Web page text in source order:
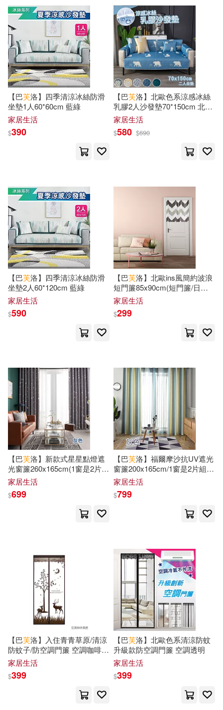
蔣敏玲(76) 徐俊西(75)
海明威(71) （法）凡爾納(70)
蔡立宏(67) ころすけ(64)
劉珣(59)
說詞解字辭書研究中心(59)
(美)海明威(57)
本書編委會編(54)
漢語大字典編纂處(54)
（漢）張仲景(54)
馬亞敏(51)
許淵沖(50) 馬場康誌(50)
中國地圖出版社(49)
（美）歐內斯特·海明威(49)
王力(48) LEO(46)
蓮実クレア(46) 阿部司(46)
南派三叔(45) 墨刻編輯部(45)
尚月地(45) AI-PROJECT(44)
劉清松(44)
上海交通大學出版社(530)
華語教學出版社(520)
中國社會科學出版社(516)
上海古籍出版社(512)
大連海事大學出版社(468)
廣西師範大學出版社(459)
上海辭書出版社(451)
人民郵電出版社(443)
高等教育出版社(437)
漢藝色研(436)
上海外語教育出版社(404)
武漢大學出版社(404)
外文出版社(402)
清華大學出版社(402)
浙江大學出版社(391)
文物出版社(382)
中國對外翻譯出版公司(381)
悅文社(379)
人民文學出版社(377)
化學工業出版社(376)
一個月內上市新品(559)
本週上市新品(116)
電子書 (可複選)
適合手機平板閱讀(2748)
適合平板閱讀(2923)
免費電子書(97)
其他 (可複選)
現在可購買商品(27599)
作者/演唱/譯/編/繪(8)
-
【巴芙洛】四季清涼冰絲防滑
坐墊1人60*60cm 藍綠
家居生活
$390
【巴芙洛】北歐色系涼感冰絲
乳膠2人沙發墊70*150cm 北極
熊黃
家居生活
$580 $690
【巴芙洛】四季清涼冰絲防滑
坐墊2人60*120cm 藍綠
家居生活
$590
【巴芙洛】北歐ins風簡約波浪
短門簾85x90cm(短門簾/日式
門簾)短門簾太空灰
家居生活
$299
【巴芙洛】新款式星星點燈遮
光窗簾260x165cm(1窗是2片
組/穿桿拉摺遮光窗簾/抗UV)星
點燈灰色
家居生活
$699
【巴芙洛】福爾摩沙抗UV遮光
窗簾200x165cm/1窗是2片組合
(穿桿掛勾拉摺/遮光窗簾) 福爾
摩沙灰色
家居生活
$799
【巴芙洛】入住青青草原/清涼
防蚊子/防空調門簾 空調咖啡糜
鹿
家居生活
$399
【巴芙洛】北歐色系清涼防蚊
升級款防空調門簾 空調透明
家居生活
$399